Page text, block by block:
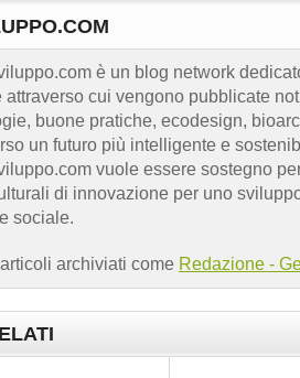
è un blog network
attraverso cui vengono pubblicate
buone pratiche, ecodesign,
un futuro più intelligente e
vuole essere sostegno
di innovazione per uno
sociale.
archiviati come Redazione -